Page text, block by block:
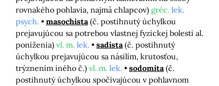
rovnakého pohlavia, najmä chlapcov) gréc. lek.
psych.
masochista (č. postihnutý úchylkou
prejavujúcou sa potrebou vlastnej fyzickej bolesti al.
poníženia) vl. m. lek. sadista (č. postihnutý
úchylkou prejavujúcou sa násilím, krutosťou,
trýznením iného č.) vl. m. lek. sodomita (č.
postihnutý úchylkou spočívajúcou v pohlavnom